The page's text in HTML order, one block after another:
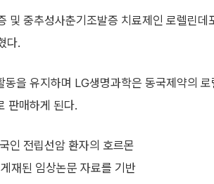
중추성사춘기조발증 치료제인 로렐린데
다.
을 유지하며 LG생명과학은 동국제약의
판매하게 된다.
인 전립선암 환자의 호르몬
재된 임상논문 자료를 기반